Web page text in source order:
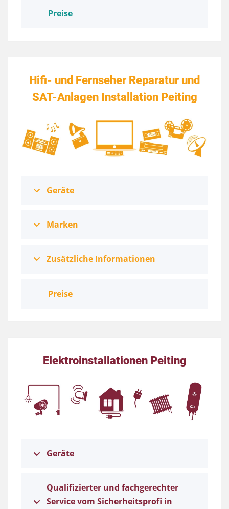
Preise
Hifi- und Fernseher Reparatur und
SAT-Anlagen Installation Peiting
Geräte
Marken
Zusätzliche Informationen
Preise
Elektroinstallationen Peiting
Geräte
Qualifizierter und fachgerechter
Service vom Sicherheitsprofi in